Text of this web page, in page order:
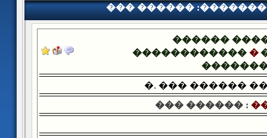
��� ������
������
�������������
�. ��� ������
��� ������ :